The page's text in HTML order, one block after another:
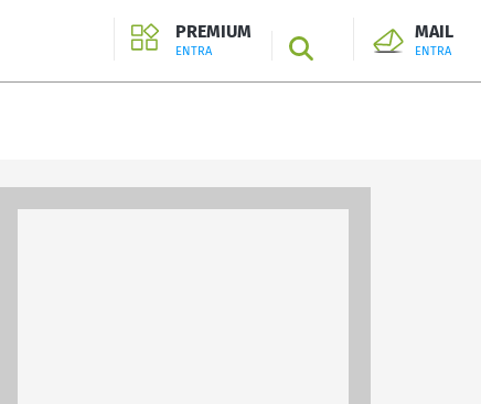
PREMIUM
ENTRA SEARCH
MAIL
ENTRA